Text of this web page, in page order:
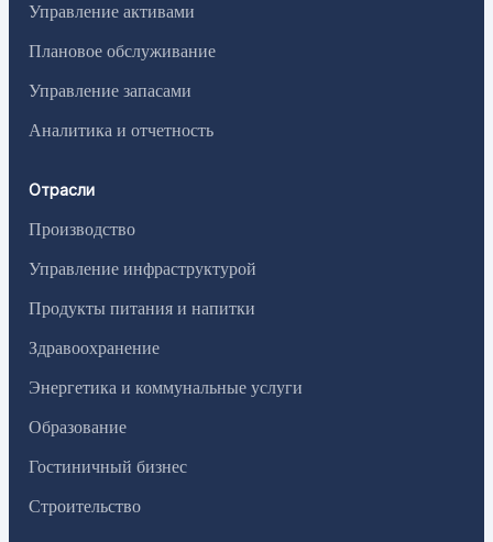
Управление активами
Плановое обслуживание
Управление запасами
Аналитика и отчетность
Отрасли
Производство
Управление инфраструктурой
Продукты питания и напитки
Здравоохранение
Энергетика и коммунальные услуги
Образование
Гостиничный бизнес
Строительство